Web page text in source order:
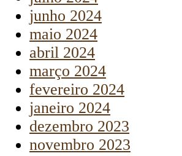
junho 2024
maio 2024
abril 2024
março 2024
fevereiro 2024
janeiro 2024
dezembro 2023
novembro 2023